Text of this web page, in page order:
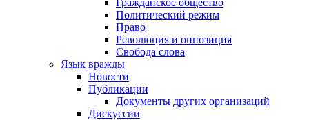
Гражданское общество
Политический режим
Право
Революция и оппозиция
Свобода слова
Язык вражды
Новости
Публикации
Документы других организаций
Дискуссии